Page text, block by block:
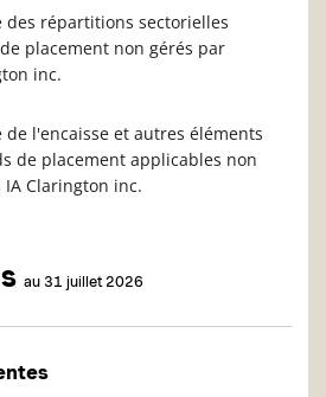
des répartitions sectorielles
placement non gérés par
inc.
l'encaisse et autres éléments
de placement applicables non
Clarington inc.
au 31 juillet 2026